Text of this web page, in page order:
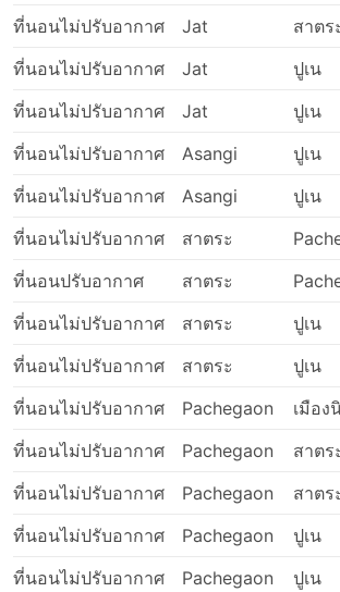
ที่นอนไม่ปรับอากาศ
Jat สาตร
ที่นอนไม่ปรับอากาศ
Jat ปูเน
ที่นอนไม่ปรับอากาศ
Jat ปูเน
ที่นอนไม่ปรับอากาศ
Asangi ปูเน
ที่นอนไม่ปรับอากาศ
Asangi ปูเน
ที่นอนไม่ปรับอากาศ
สาตระ
ที่นอนปรับอากาศ
สาตระ
ที่นอนไม่ปรับอากาศ
สาตระ ปูเน
ที่นอนไม่ปรับอากาศ
สาตระ ปูเน
ที่นอนไม่ปรับอากาศ
Pachegaon เมือง
ที่นอนไม่ปรับอากาศ
Pachegaon สาตร
ที่นอนไม่ปรับอากาศ
Pachegaon สาตร
ที่นอนไม่ปรับอากาศ
Pachegaon ปูเน
ที่นอนไม่ปรับอากาศ
Pachegaon ปูเน